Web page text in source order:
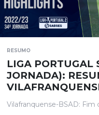
RESUMO
LIGA PORTUGAL
JORNADA):
Vilafranquense-BSAD: Fim